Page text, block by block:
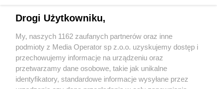
Wydawca mediów lokalnych
Drogi Użytkowniku,
My, naszych 1162 zaufanych partnerów oraz inne
podmioty z Media Operator sp z.o.o. uzyskujemy dostęp i
przechowujemy informacje na urządzeniu oraz
przetwarzamy dane osobowe, takie jak unikalne
identyfikatory, standardowe informacje wysyłane przez